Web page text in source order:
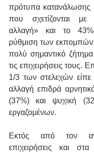
πρότυπα κατανάλωσης
που σχετίζονται με
αλλαγή» και το
ρύθμιση των
πολύ σημαντικό
τις επιχειρήσεις τους.
1/3 των στελεχών είπε
αλλαγή επιδρά
(37%) και ψυχική
εργαζομένων.
Εκτός από τον
επιχειρήσεις και στα